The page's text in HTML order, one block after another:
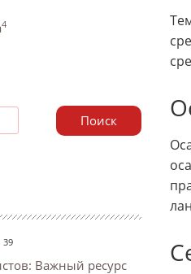
4
Поиск
39
Важный ресурс